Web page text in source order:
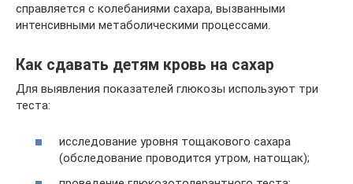
справляется с колебаниями сахара, вызванными
интенсивными метаболическими процессами.
Как сдавать детям кровь на сахар
Для выявления показателей глюкозы используют три
теста:
исследование уровня тощакового сахара
(обследование проводится утром, натощак);